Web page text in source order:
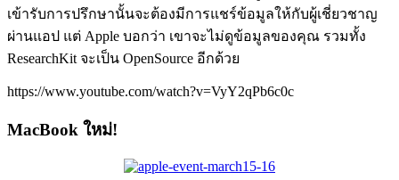
เข้ารับการปรึกษานั้นจะต้องมีการแชร์ข้อมูลให้กับผู้เชี่ยวชาญ
ผ่านแอป แต่ Apple บอกว่า เขาจะไม่ดูข้อมูลของคุณ รวมทั้ง
ResearchKit จะเป็น OpenSource อีกด้วย
https://www.youtube.com/watch?v=VyY2qPb6c0c
MacBook ใหม่!